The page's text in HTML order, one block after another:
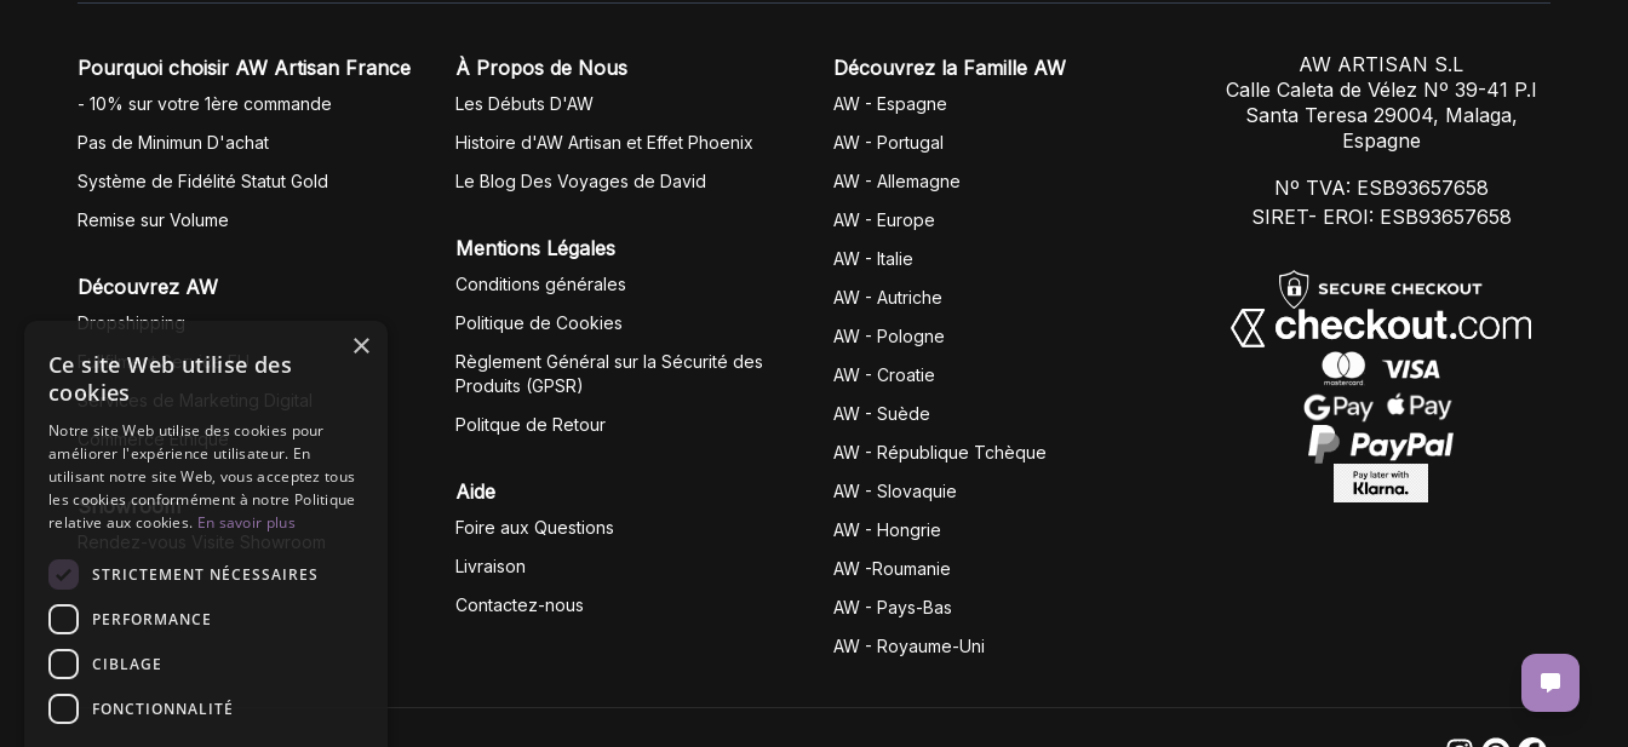
Pourquoi choisir AW Artisan France
- 10% sur votre 1ère commande
Pas de Minimun D'achat
Système de Fidélité Statut Gold
Remise sur Volume
Découvrez AW
Dropshipping
Fullfilment Service EU
Services de Marketing Digital
Commerce Éthique
Showroom
À Propos de Nous
Les Débuts D'AW
Histoire d'AW Artisan et Effet Phoenix
Le Blog Des Voyages de David
Mentions Légales
Conditions générales
Politique de Cookies
Règlement Général sur la Sécurité des
Produits (GPSR)
Politque de Retour
Aide
Foire aux Questions
Livraison
Contactez-nous
Découvrez la Famille AW
AW - Espagne
AW - Portugal
AW - Allemagne
AW - Europe
AW - Italie
AW - Autriche
AW - Pologne
AW - Croatie
AW - Suède
AW - République Tchèque
AW - Slovaquie
AW - Hongrie
AW -Roumanie
AW - Pays-Bas
AW - Royaume-Uni
AW ARTISAN S.L
Calle Caleta de Vélez Nº 39-41 P.I
Santa Teresa 29004, Malaga,
Espagne
Nº TVA: ESB93657658
SIRET- EROI: ESB93657658
×
Ce site Web utilise des
cookies
Notre site Web utilise des cookies pour
améliorer l'expérience utilisateur. En
utilisant notre site Web, vous acceptez tous
les cookies conformément à notre Politique
relative aux cookies. En savoir plus
STRICTEMENT NÉCESSAIRES
PERFORMANCE
CIBLAGE
FONCTIONNALITÉ